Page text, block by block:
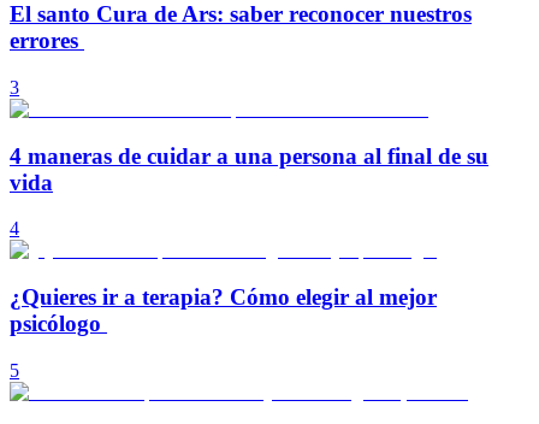
El santo Cura de Ars: saber reconocer nuestros
errores
3
4 maneras de cuidar a una persona al final de su
vida
4
¿Quieres ir a terapia? Cómo elegir al mejor
psicólogo
5